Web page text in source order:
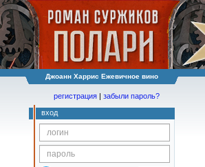
Джоанн Харрис Ежевичное вино
регистрация | забыли пароль?
вход